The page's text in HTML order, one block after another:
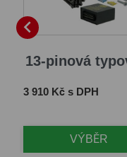

13-pinová
Cena
3 910 Kč s DPH
VÝBĚR